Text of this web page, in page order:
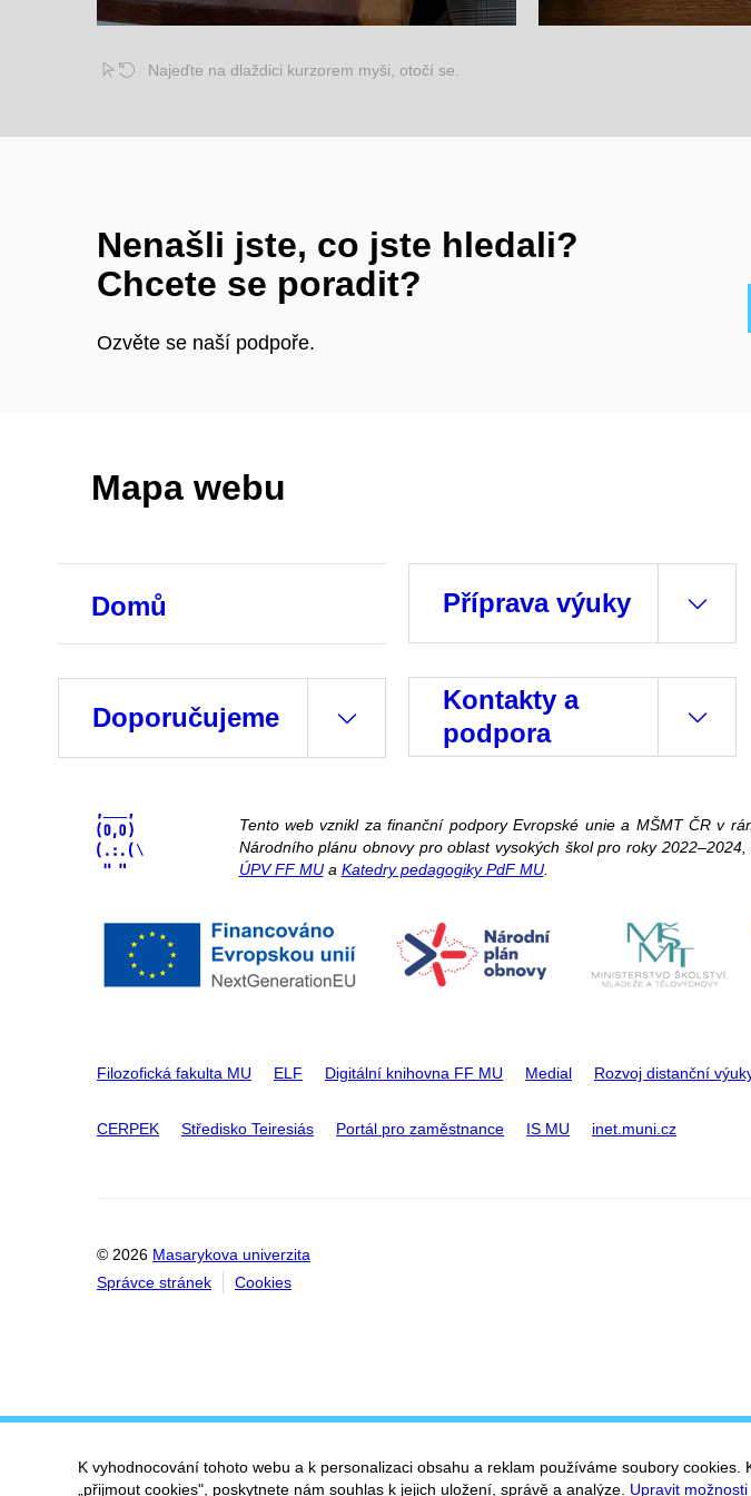
Najeďte na dlaždici kurzorem myši, otočí se.
Nenašli jste, co jste hledali?
Chcete se poradit?
Ozvěte se naší podpoře.
Mapa webu
Domů
Doporučujeme
Příprava výuky
Kontakty a
podpora
Tento web vznikl za finanční podpory Evropské unie a MŠMT ČR v
Národního plánu obnovy pro oblast vysokých škol pro roky
ÚPV FF MUa Katedry pedagogiky PdF MU.
Filozofická fakulta MU ELF Digitální knihovna FF MU Medial Rozvoj distanční
CERPEK Středisko Teiresiás Portál pro zaměstnance IS MU inet.muni.cz
© 2026 Masarykova univerzita
Správce stránek
Cookies
K vyhodnocování tohoto webu a k personalizaci obsahu a reklam používáme soubory cookies.
„přijmout cookies", poskytnete nám souhlas k jejich uložení, správě a analýze. Upravit možnosti